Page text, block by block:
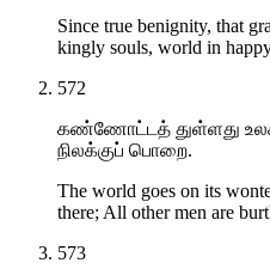
Since true benignity, that
kingly souls, world in
572
கண்ணோட்டத் துள்ளது
நிலக்குப் பொறை.
The world goes on its
there; All other men are
573